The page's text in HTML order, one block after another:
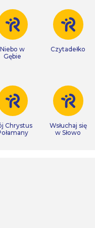
Niebo w
Gębie
Czytadełko
Chrystus
Wsłuchaj się
w Słowo